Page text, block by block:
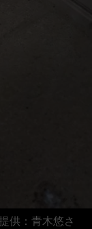
供：青木悠さ